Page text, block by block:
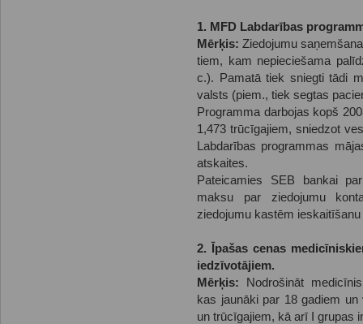
1. MFD Labdarības
Mērķis: Ziedojumu
tiem, kam nepieciešama
c.). Pamatā tiek sniegti tādi
valsts (piem., tiek segtas
Programma darbojas kopš
1,473 trūcīgajiem, sniedzot
Labdarības programmas
atskaites.
Pateicamies SEB bankai
maksu par ziedojumu
ziedojumu kastēm
2. Īpašas cenas
iedzīvotājiem.
Mērķis: Nodrošināt
kas jaunāki par 18 gadiem
un trūcīgajiem, kā arī I grupas